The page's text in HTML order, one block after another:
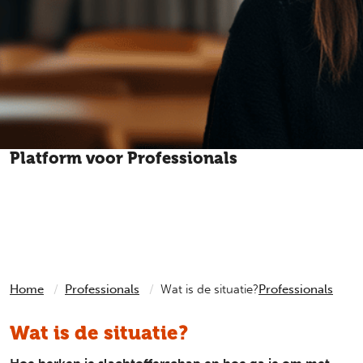
Platform voor Professionals
Home Professionals Wat is de situatie?Professionals
Wat is de situatie?